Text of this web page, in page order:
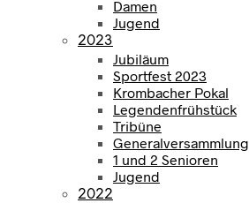
Damen
Jugend
2023
Jubiläum
Sportfest 2023
Krombacher Pokal
Legendenfrühstück
Tribüne
Generalversammlung
1 und 2 Senioren
Jugend
2022